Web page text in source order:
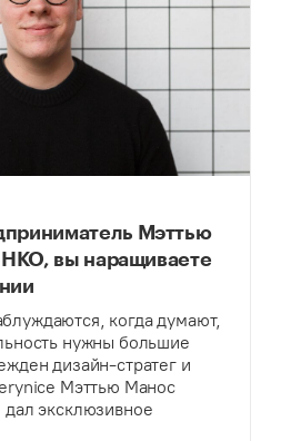
Мэттью
вы наращиваете
когда думают,
нужны большие
дизайн-стратег и
Мэттью Манос
эксклюзивное